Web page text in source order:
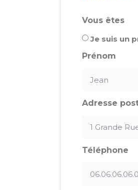
Vous êtes
Je suis un
Prénom
Adresse
Téléphone